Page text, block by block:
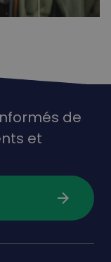
de
et
arrow_forward